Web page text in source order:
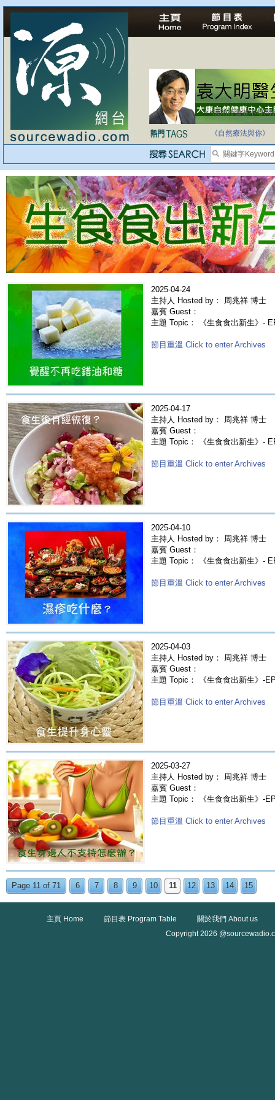
法治社會並不等同
自家教育合法化-
《自然療法與你》
2025-04-24
主持人 Hosted by： 周兆祥 博士
嘉賓 Guest：
主題 Topic： 《生食食出新生》-
節目重溫 Click to enter Archives
2025-04-17
主持人 Hosted by： 周兆祥 博士
嘉賓 Guest：
主題 Topic： 《生食食出新生》-
節目重溫 Click to enter Archives
2025-04-10
主持人 Hosted by： 周兆祥 博士
嘉賓 Guest：
主題 Topic： 《生食食出新生》-
節目重溫 Click to enter Archives
2025-04-03
主持人 Hosted by： 周兆祥 博士
嘉賓 Guest：
主題 Topic： 《生食食出新生》-
節目重溫 Click to enter Archives
2025-03-27
主持人 Hosted by： 周兆祥 博士
嘉賓 Guest：
主題 Topic： 《生食食出新生》-
節目重溫 Click to enter Archives
Page 11 of 71 6 7 8 9 10 11 12 13 14 15
主頁 Home 節目表 Program Table
關於我們 About us
Copyright 2026